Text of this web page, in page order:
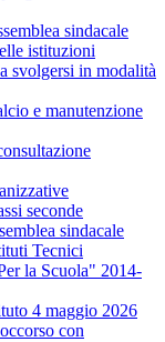
sindacale
istituzioni
svolgersi in modalità
e manutenzione
seconde
sindacale
Tecnici
la Scuola" 2014-
4 maggio 2026
con